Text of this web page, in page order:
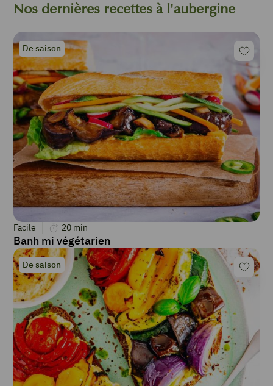
Nos dernières recettes à l'aubergine
De saison
Facile 20 min
Banh mi végétarien
De saison